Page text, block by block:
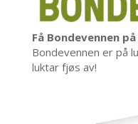
Få Bondevennen
Bondevennen er på
luktar fjøs av!